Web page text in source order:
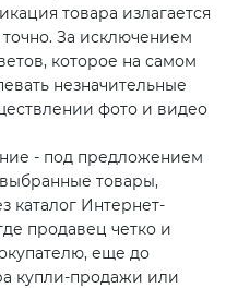
товара излагается
точно. За исключением
которое на самом
незначительные
фото и видео
- под предложением
товары,
каталог Интернет-
продавец четко и
еще до
купли-продажи или